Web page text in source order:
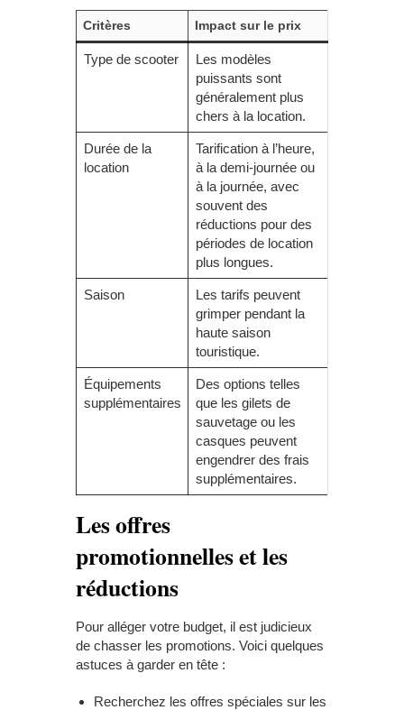
Critères Impact sur le prix
Type de scooter
Les modèles
puissants sont
généralement plus
chers à la location.
Durée de la
location
Tarification à l’heure,
à la demi-journée ou
à la journée, avec
souvent des
réductions pour des
périodes de location
plus longues.
Saison
Les tarifs peuvent
grimper pendant la
haute saison
touristique.
Équipements
supplémentaires
Des options telles
que les gilets de
sauvetage ou les
casques peuvent
engendrer des frais
supplémentaires.
Les offres
promotionnelles et les
réductions
Pour alléger votre budget, il est judicieux
de chasser les promotions. Voici quelques
astuces à garder en tête :
Recherchez les offres spéciales sur les